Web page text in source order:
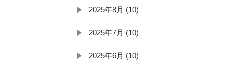
2025年8月 (10)
2025年7月 (10)
2025年6月 (10)